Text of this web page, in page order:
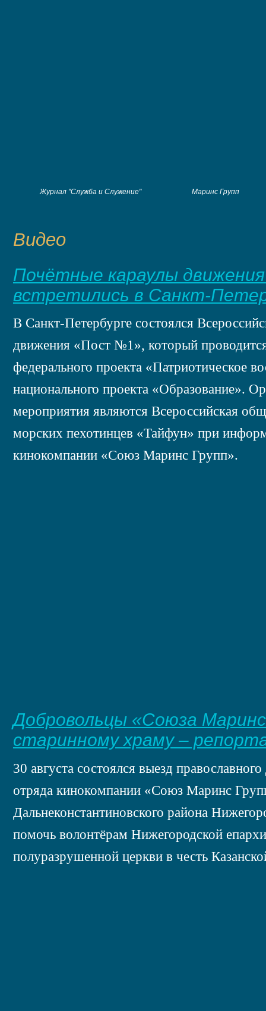
Журнал "Служба и Служение" Маринс Групп
Видео
Почётные караулы
встретились в Санкт-
В Санкт-Петербурге состоялся
движения «Пост №1», который
федерального проекта «Патриотическое
национального проекта «Образование».
мероприятия являются Всероссийская
морских пехотинцев «Тайфун» при
кинокомпании «Союз Маринс Групп».
Добровольцы «Союза
старинному храму –
30 августа состоялся выезд
отряда кинокомпании «Союз Маринс
Дальнеконстантиновского района
помочь волонтёрам Нижегородской
полуразрушенной церкви в честь